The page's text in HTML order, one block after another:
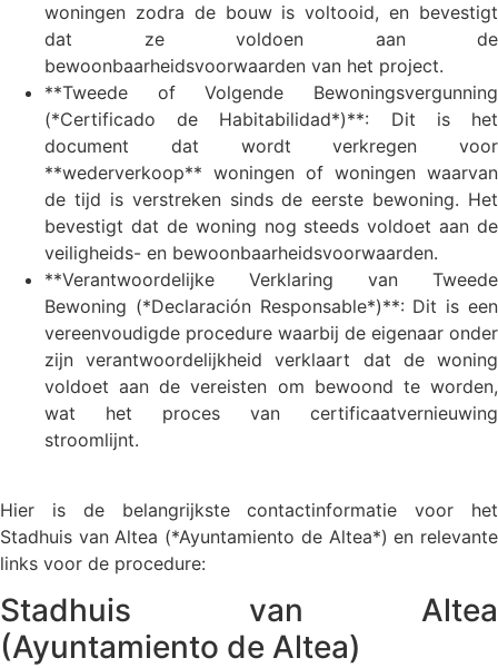
woningen zodra de bouw is voltooid, en bevestigt
dat ze voldoen aan de
bewoonbaarheidsvoorwaarden van het project.
**Tweede of Volgende Bewoningsvergunning
(*Certificado de Habitabilidad*)**: Dit is het
document dat wordt verkregen voor
**wederverkoop** woningen of woningen waarvan
de tijd is verstreken sinds de eerste bewoning. Het
bevestigt dat de woning nog steeds voldoet aan de
veiligheids- en bewoonbaarheidsvoorwaarden.
**Verantwoordelijke Verklaring van Tweede
Bewoning (*Declaración Responsable*)**: Dit is een
vereenvoudigde procedure waarbij de eigenaar onder
zijn verantwoordelijkheid verklaart dat de woning
voldoet aan de vereisten om bewoond te worden,
wat het proces van certificaatvernieuwing
stroomlijnt.
Hier is de belangrijkste contactinformatie voor het
Stadhuis van Altea (*Ayuntamiento de Altea*) en relevante
links voor de procedure:
Stadhuis van Altea
(Ayuntamiento de Altea)